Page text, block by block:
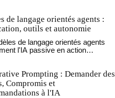
et comment passer de
à l’échelle sans perdre le
de langage orientés agents :
outils et autonomie
de langage orientés agents
l'IA passive en action
ils fonctionnent, où ils sont déjà
pièges à éviter.
Prompting : Demander des
Compromis et
à l'IA